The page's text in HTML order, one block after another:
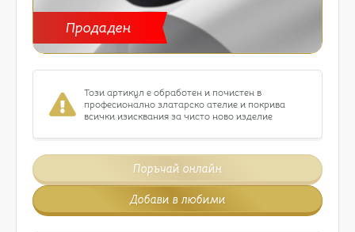
Продаден
Този артикул е обработен и почистен в
професионално златарско ателие и покрива
всички изисквания за чисто ново изделие
Поръчай онлайн
Добави в любими